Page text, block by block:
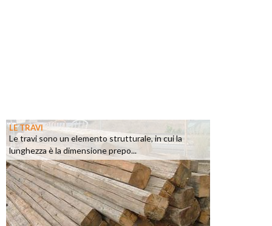
LE TRAVI
Le travi sono un elemento strutturale, in cui la
lunghezza è la dimensione prepo...